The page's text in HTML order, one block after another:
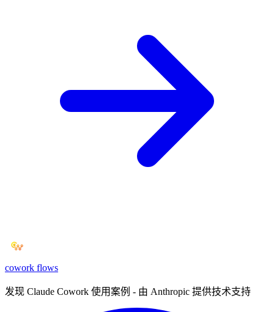
cowork flows
发现 Claude Cowork 使用案例 - 由 Anthropic 提供技术支持